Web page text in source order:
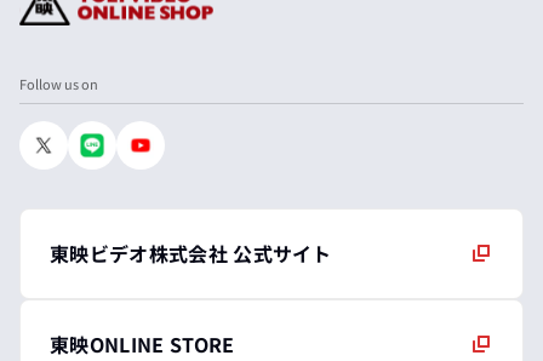
Follow us on
東映ビデオ株式会社 公式サイト
東映ONLINE STORE